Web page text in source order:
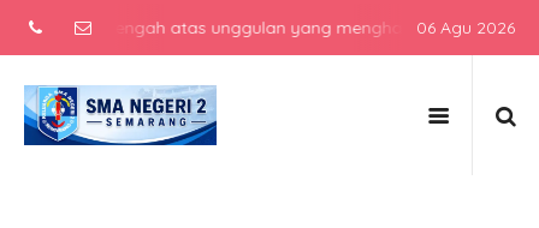
menengah atas unggulan yang menghasilkan lulusan
06 Agu 2026